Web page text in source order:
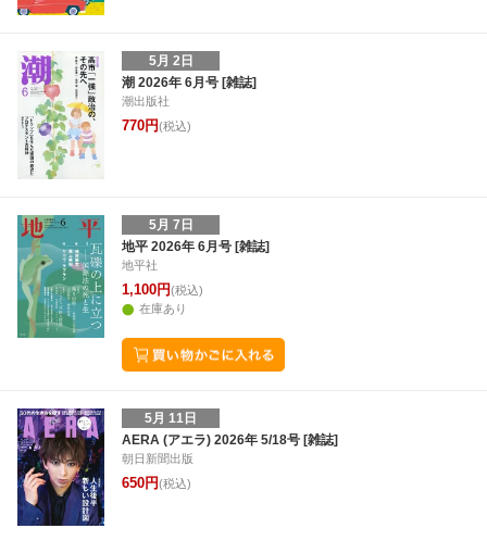
5月 2日
潮 2026年 6月号 [雑誌]
潮出版社
770円(税込)
5月 7日
地平 2026年 6月号 [雑誌]
地平社
1,100円(税込)
在庫あり
5月 11日
AERA (アエラ) 2026年 5/18号 [雑誌]
朝日新聞出版
650円(税込)